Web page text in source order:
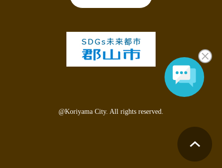
@Koriyama City. All rights reserved.